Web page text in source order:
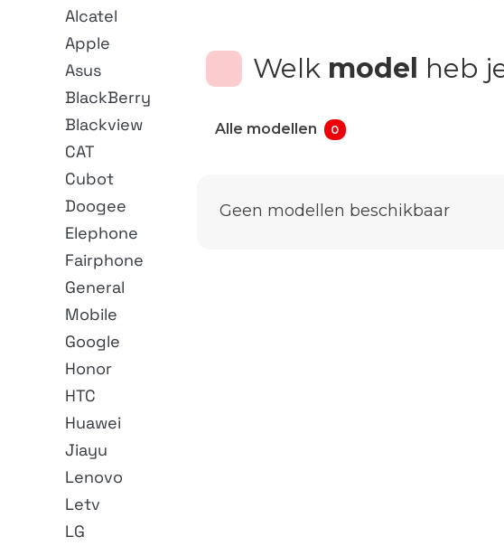
Alcatel
Apple
Asus
BlackBerry
Blackview
CAT
Cubot
Doogee
Elephone
Fairphone
General
Mobile
Google
Honor
HTC
Huawei
Jiayu
Lenovo
Letv
LG
Welk model heb
Alle modellen 0
Geen modellen beschikbaar